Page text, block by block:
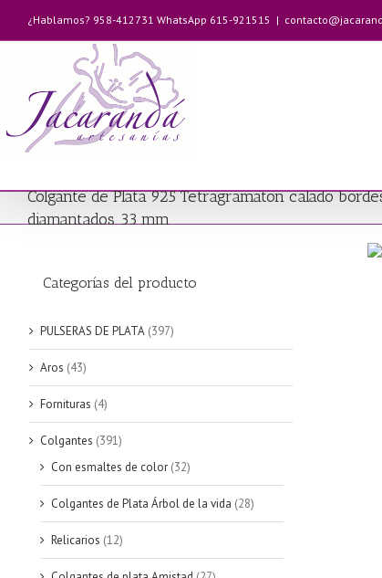
contenido
¿Hablamos? 958-412731 WhatsApp 615-921515 |
Colgante de Plata 925 Tetragramaton calado
diamantados 33 mm
Categorías del producto
PULSERAS DE PLATA (397)
Aros (43)
Fornituras (4)
Colgantes (391)
Con esmaltes de color (32)
Colgantes de Plata Árbol de la vida (28)
Relicarios (12)